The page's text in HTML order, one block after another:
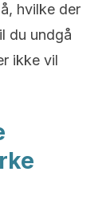
hvilke der
du undgå
ikke vil